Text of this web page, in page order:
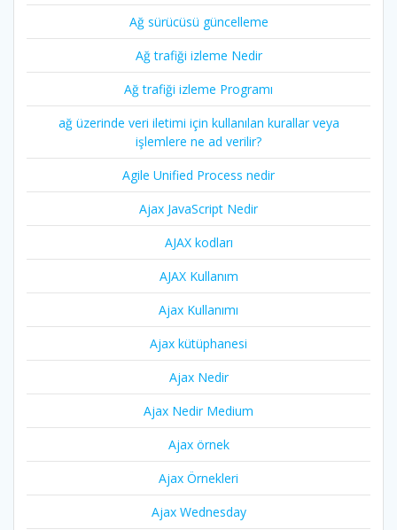
Ağ sürücüsü güncelleme
Ağ trafiği izleme Nedir
Ağ trafiği izleme Programı
ağ üzerinde veri iletimi için kullanılan kurallar veya
işlemlere ne ad verilir?
Agile Unified Process nedir
Ajax JavaScript Nedir
AJAX kodları
AJAX Kullanım
Ajax Kullanımı
Ajax kütüphanesi
Ajax Nedir
Ajax Nedir Medium
Ajax örnek
Ajax Örnekleri
Ajax Wednesday